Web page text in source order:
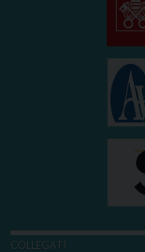
COLLEGATI